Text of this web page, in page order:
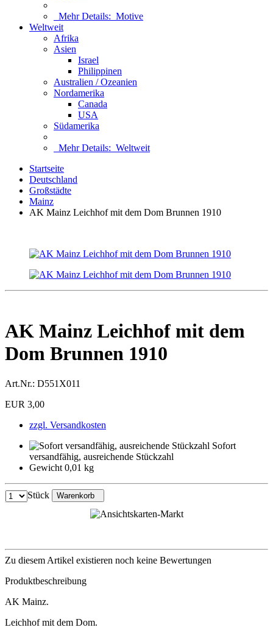
Mehr Details: Motive
Weltweit
Afrika
Asien
Israel
Philippinen
Australien / Ozeanien
Nordamerika
Canada
USA
Südamerika
Mehr Details: Weltweit
Startseite
Deutschland
Großstädte
Mainz
AK Mainz Leichhof mit dem Dom Brunnen 1910
AK Mainz Leichhof mit dem
Dom Brunnen 1910
Art.Nr.: D551X011
EUR 3,00
zzgl. Versandkosten
Sofort
versandfähig, ausreichende Stückzahl
Gewicht 0,01 kg
Stück Warenkorb
Zu diesem Artikel existieren noch keine Bewertungen
Produktbeschreibung
AK Mainz.
Leichhof mit dem Dom.